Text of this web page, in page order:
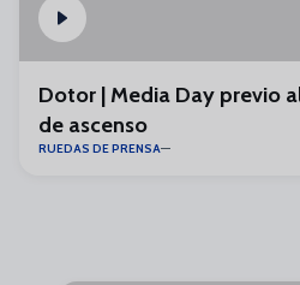
Dotor | Media Day previo
de ascenso
RUEDAS DE PRENSA